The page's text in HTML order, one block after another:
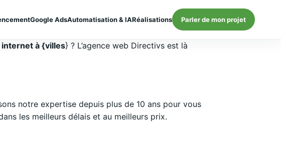
Google AdsAutomatisation & IARéalisations Parler de mon projet
à {villes} ? L’agence web Directivs est là
notre expertise depuis plus de 10 ans pour vous
les meilleurs délais et au meilleurs prix.